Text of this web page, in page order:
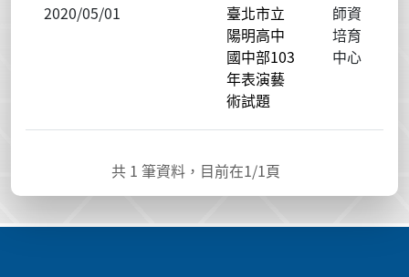
2020/05/01
臺北市立
陽明高中
國中部103
年表演藝
術試題
師資
培育
中心
共 1 筆資料，目前在1/1頁